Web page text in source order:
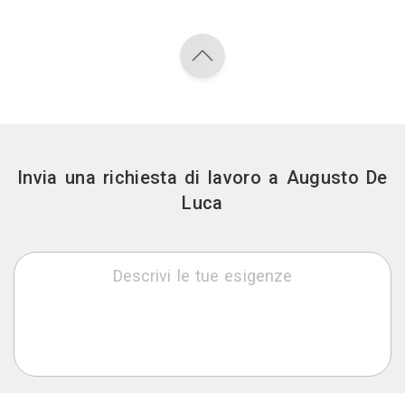
Invia una richiesta di lavoro a Augusto De
Luca